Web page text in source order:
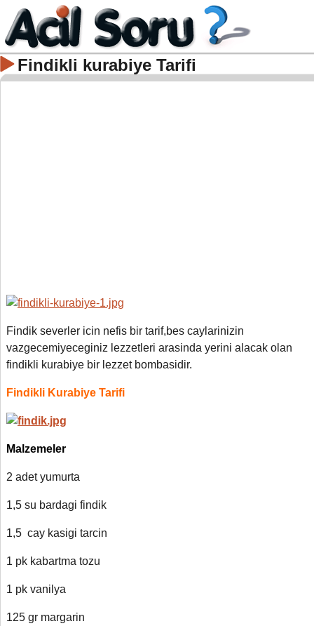
Findikli kurabiye Tarifi
Findik severler icin nefis bir tarif,bes caylarinizin
vazgecemiyeceginiz lezzetleri arasinda yerini alacak olan
findikli kurabiye bir lezzet bombasidir.
Findikli Kurabiye Tarifi
Malzemeler
2 adet yumurta
1,5 su bardagi findik
1,5 cay kasigi tarcin
1 pk kabartma tozu
1 pk vanilya
125 gr margarin